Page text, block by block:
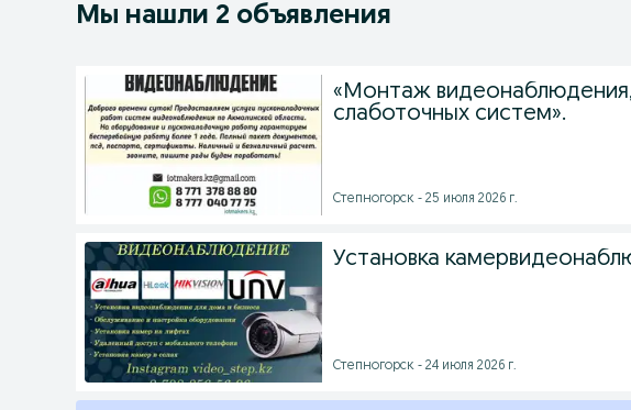
Мы нашли 2 объявления
«Монтаж
слаботочных систем».
Степногорск - 25 июля 2026 г.
Установка
Степногорск - 24 июля 2026 г.